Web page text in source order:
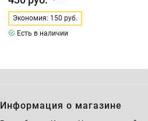
Экономия: 150 руб.
Есть в наличии
Информация о магазине